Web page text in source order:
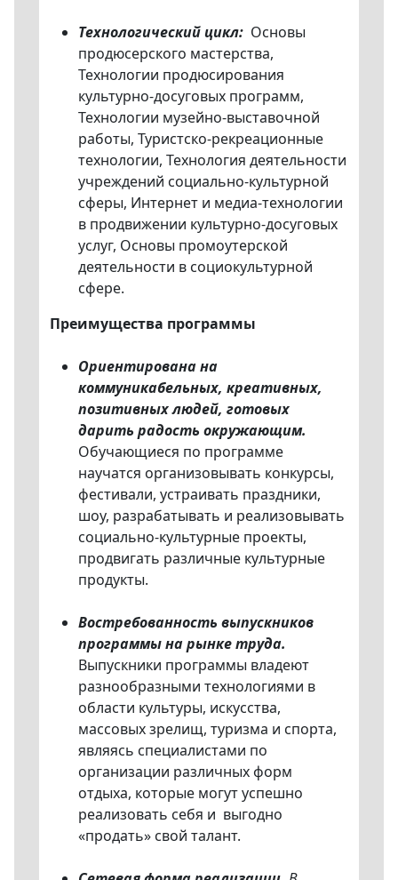
Технологический цикл: Основы
продюсерского мастерства,
Технологии продюсирования
культурно-досуговых программ,
Технологии музейно-выставочной
работы, Туристско-рекреационные
технологии, Технология деятельности
учреждений социально-культурной
сферы, Интернет и медиа-технологии
в продвижении культурно-досуговых
услуг, Основы промоутерской
деятельности в социокультурной
сфере.
Преимущества программы
Ориентирована на
коммуникабельных, креативных,
позитивных людей, готовых
дарить радость окружающим.
Обучающиеся по программе
научатся организовывать конкурсы,
фестивали, устраивать праздники,
шоу, разрабатывать и реализовывать
социально-культурные проекты,
продвигать различные культурные
продукты.
Востребованность выпускников
программы на рынке труда.
Выпускники программы владеют
разнообразными технологиями в
области культуры, искусства,
массовых зрелищ, туризма и спорта,
являясь специалистами по
организации различных форм
отдыха, которые могут успешно
реализовать себя и выгодно
«продать» свой талант.